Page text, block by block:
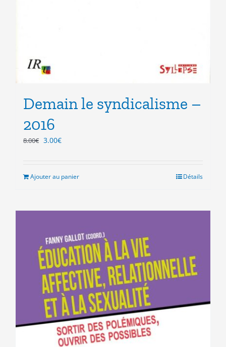
Demain le syndicalisme –
2016
8.00€ Le
était :
3.00€Le
est :
Ajouter au panier Détails